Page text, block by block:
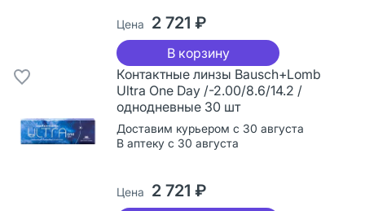
Цена 2 721 ₽
В корзину
Контактные линзы Bausch+Lomb
Ultra One Day /-2.00/8.6/14.2 /
однодневные 30 шт
Доставим курьером с 30 августа
В аптеку с 30 августа
Цена 2 721 ₽